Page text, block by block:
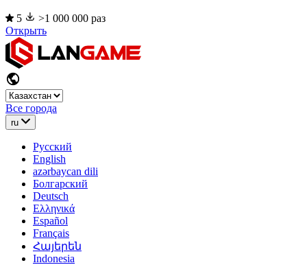
5
>1 000 000 раз
Открыть
Все города
ru
Русский
English
azərbaycan dili
Болгарский
Deutsch
Ελληνικά
Español
Français
Հայերեն
Indonesia